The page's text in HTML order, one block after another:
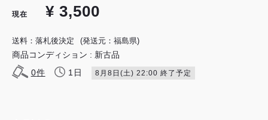
現在 ¥ 3,500
送料：落札後決定 (発送元：福島県)
商品コンディション : 新古品
0件 1日 8月8日(土) 22:00 終了予定